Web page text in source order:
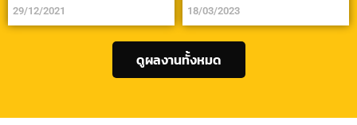
29/12/2021 18/03/2023
ดูผลงานทั้งหมด